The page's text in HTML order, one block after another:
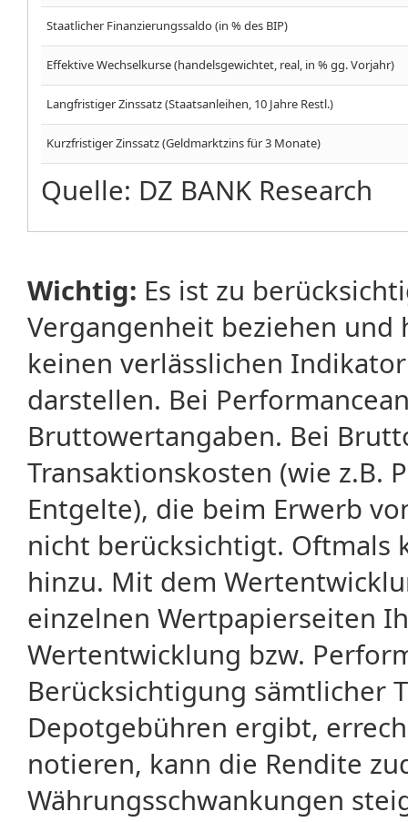
Staatlicher Finanzierungssaldo (in % des BIP)
Effektive Wechselkurse (handelsgewichtet, real, in % gg. Vorjahr)
Langfristiger Zinssatz (Staatsanleihen, 10 Jahre Restl.)
Kurzfristiger Zinssatz (Geldmarktzins für 3 Monate)
Quelle: DZ BANK Research
Wichtig: Es ist zu
Vergangenheit beziehen
keinen verlässlichen
darstellen. Bei
Bruttowertangaben. Bei
Transaktionskosten (wie z.B.
Entgelte), die beim Erwerb
nicht berücksichtigt. Oftmals
hinzu. Mit dem
einzelnen Wertpapierseiten
Wertentwicklung bzw.
Berücksichtigung sämtlicher
Depotgebühren ergibt,
notieren, kann die Rendite
Währungsschwankungen